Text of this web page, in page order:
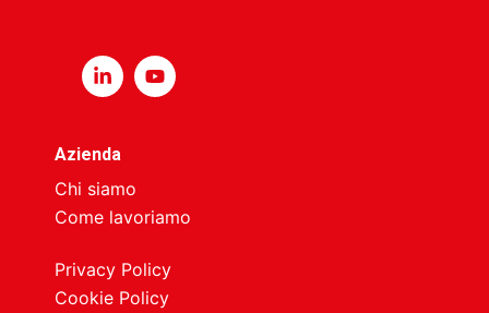
Azienda
Chi siamo
Come lavoriamo
Privacy Policy
Cookie Policy